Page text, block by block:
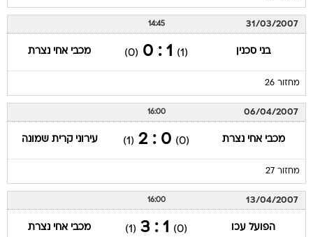
31/03/2007
14:45
בני סכנין (1)
1 : 0
(0) מכבי אחי נצרת
מחזור 26
06/04/2007
16:00
מכבי אחי נצרת (0)
0 : 2
(1) עירוני קרית שמונה
מחזור 27
13/04/2007
16:00
הפועל עכו (0)
1 : 3
(1) מכבי אחי נצרת